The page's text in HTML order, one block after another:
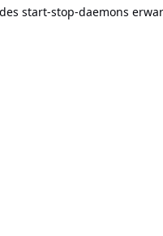
start-stop-daemons